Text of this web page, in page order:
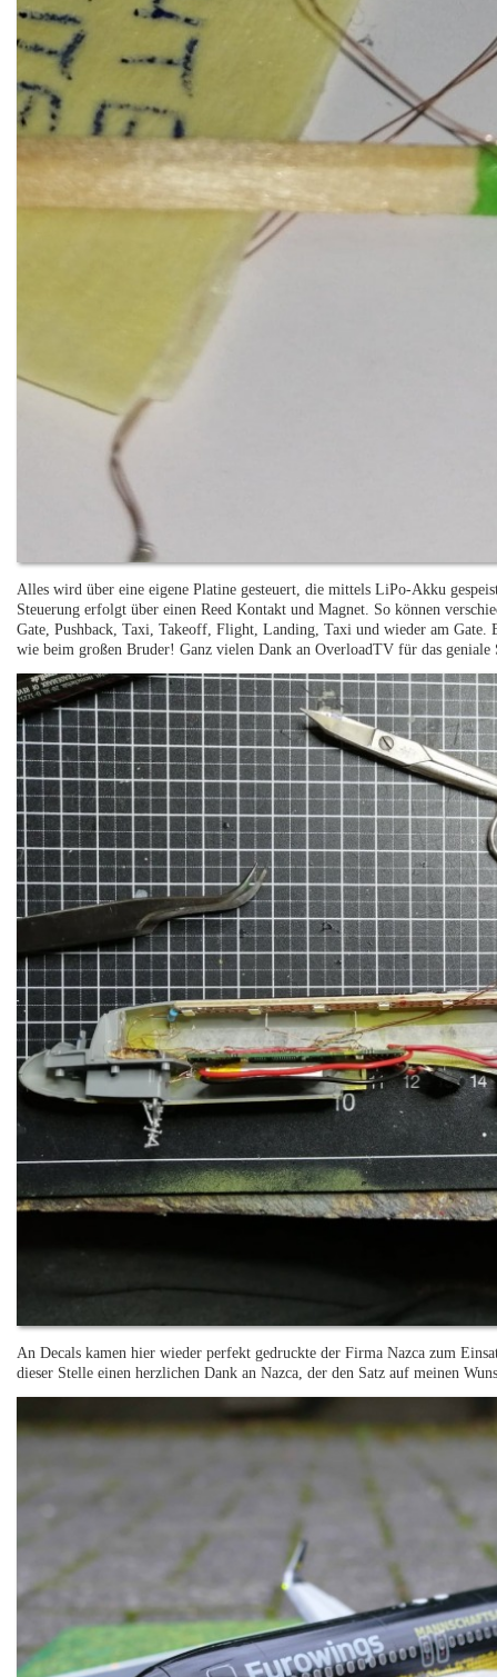
Alles wird über eine eigene Platine gesteuert, die mittels LiPo-Akku
Steuerung erfolgt über einen Reed Kontakt und Magnet. So können
Gate, Pushback, Taxi, Takeoff, Flight, Landing, Taxi und wieder am Gate.
wie beim großen Bruder! Ganz vielen Dank an OverloadTV für das geniale
An Decals kamen hier wieder perfekt gedruckte der Firma Nazca zum
dieser Stelle einen herzlichen Dank an Nazca, der den Satz auf meinen